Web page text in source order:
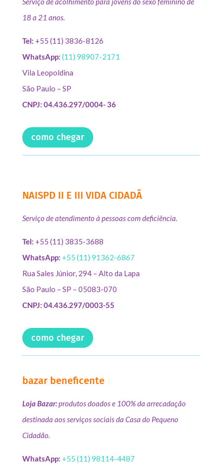
18 a 21 anos.
Tel: +55 (11) 3836-8126
WhatsApp: (11) 98907-2171
Vila Leopoldina
São Paulo – SP
CNPJ: 04.436.297/0004- 36
como chegar
NAISPD II E III VIDA CIDADÃ
Serviço de atendimento à pessoas com deficiência.
Tel: +55 (11) 3835-3688
WhatsApp: +55 (11) 91362-6867
Rua Sales Júnior, 294 – Alto da Lapa
São Paulo – SP – 05083-070
CNPJ: 04.436.297/0003-55
como chegar
bazar beneficente
Loja Bazar:produtos doados e 100% da arrecadação
destinada aos serviços sociais da Casa do Pequeno
Cidadão.
WhatsApp: +55 (11) 98114-4487